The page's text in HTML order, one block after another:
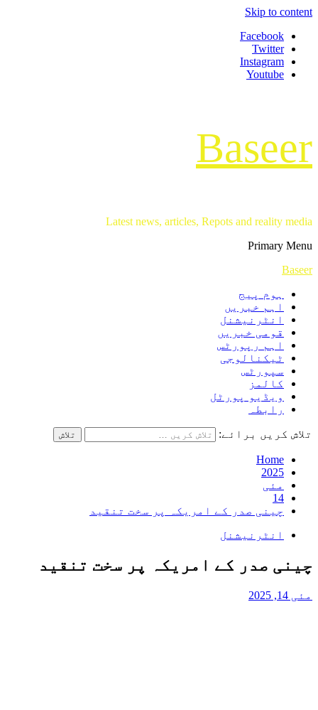
Skip to content
Facebook
Twitter
Instagram
Youtube
Baseer
Latest news, articles, Repots and reality media
Primary Menu
Baseer
ہوم پیج
اہم خبریں
انٹرنیشنل
قومی خبریں
اہم رپورٹس
ٹیکنالوجی
سپورٹس
کالمز
ویڈیو پورٹل
رابطہ
تلاش کریں برائے:
Home
2025
مئی
14
چینی صدر کے امریکہ پر سخت تنقید
انٹرنیشنل
چینی صدر کے امریکہ پر سخت تنقید
مئی 14, 2025